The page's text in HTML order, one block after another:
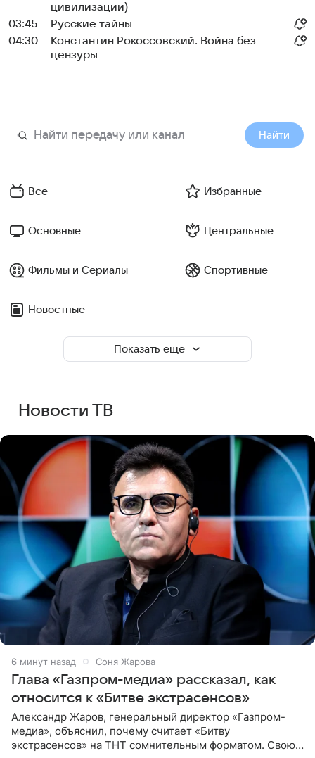
цивилизации)
03:45
Русские тайны
04:30
Константин Рокоссовский. Война без
цензуры
Найти
Все Избранные
Основные Центральные
Фильмы и Сериалы Спортивные
Новостные
Показать еще
Новости ТВ
6 минут назад Соня Жарова
Глава «Газпром-медиа» рассказал, как
относится к «Битве экстрасенсов»
Александр Жаров, генеральный директор «Газпром-
медиа», объяснил, почему считает «Битву
экстрасенсов» на ТНТ сомнительным форматом. Свою